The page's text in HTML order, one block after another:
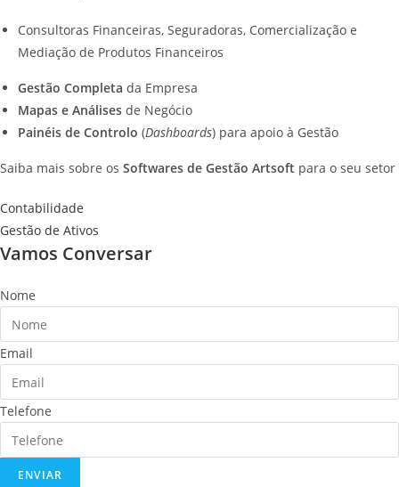
Consultoras Financeiras, Seguradoras, Comercialização e
Mediação de Produtos Financeiros
Gestão Completa da Empresa
Mapas e Análises de Negócio
Painéis de Controlo (Dashboards) para apoio à Gestão
Saiba mais sobre os Softwares de Gestão Artsoft para o seu setor
Contabilidade
Gestão de Ativos
Vamos Conversar
Nome
Email
Telefone
ENVIAR